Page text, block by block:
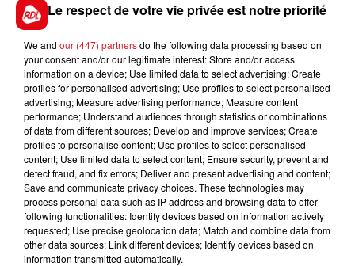
*******
En direct des pistes :
Les notes du Croisé-Laroche :
307 KEENGAME - 511 INDUS VAL - 604 HOLD UP DU
SAPTEL - 814 JAPAROV LIRE
FILS D'ACTUS
Le respect de votre vie privée est notre priorité
We and our (447) partnersdo the following data processing based on
your consent and/or our legitimate interest: Store and/or access
information on a device; Use limited data to select advertising; Create
profiles for personalised advertising; Use profiles to select personalised
advertising; Measure advertising performance; Measure content
performance; Understand audiences through statistics or combinations
of data from different sources; Develop and improve services; Create
profiles to personalise content; Use profiles to select personalised
content; Use limited data to select content; Ensure security, prevent and
detect fraud, and fix errors; Deliver and present advertising and content;
Save and communicate privacy choices. These technologies may
process personal data such as IP address and browsing data to offer
following functionalities: Identify devices based on information actively
requested; Use precise geolocation data; Match and combine data from
other data sources; Link different devices; Identify devices based on
information transmitted automatically.